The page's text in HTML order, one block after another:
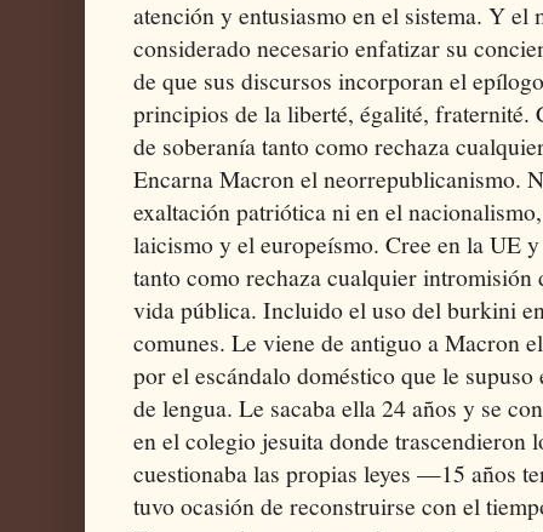
atención y entusiasmo en el sistema. Y
considerado necesario enfatizar su
de que sus discursos incorporan el
principios de la liberté, égalité, fraternité.
de soberanía tanto como rechaza
Encarna Macron el neorrepublicanismo.
exaltación patriótica ni en el
laicismo y el europeísmo. Cree en la UE
tanto como rechaza cualquier
vida pública. Incluido el uso del burkini
comunes. Le viene de antiguo a Macron
por el escándalo doméstico que le
de lengua. Le sacaba ella 24 años y se
en el colegio jesuita donde trascendieron
cuestionaba las propias leyes —15 años
tuvo ocasión de reconstruirse con el